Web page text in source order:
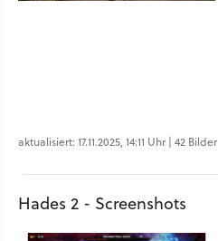
aktualisiert: 17.11.2025, 14:11 Uhr | 42 Bilder
Hades 2 - Screenshots